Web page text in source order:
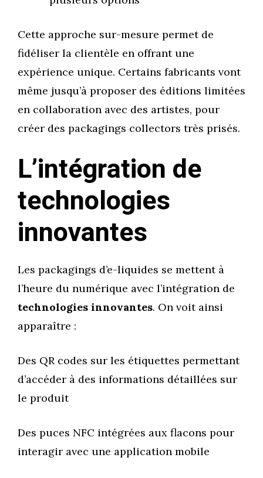
Cette approche sur-mesure permet de
fidéliser la clientèle en offrant une
expérience unique. Certains fabricants vont
même jusqu’à proposer des éditions limitées
en collaboration avec des artistes, pour
créer des packagings collectors très prisés.
L’intégration de
technologies
innovantes
Les packagings d’e-liquides se mettent à
l’heure du numérique avec l’intégration de
technologies innovantes. On voit ainsi
apparaître :
Des QR codes sur les étiquettes permettant
d’accéder à des informations détaillées sur
le produit
Des puces NFC intégrées aux flacons pour
interagir avec une application mobile